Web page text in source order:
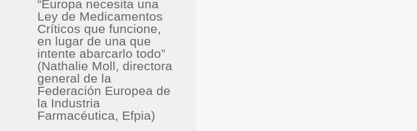
“Europa necesita una
Ley de Medicamentos
Críticos que funcione,
en lugar de una que
intente abarcarlo todo”
(Nathalie Moll, directora
general de la
Federación Europea de
la Industria
Farmacéutica, Efpia)